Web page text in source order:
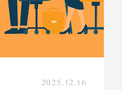
2025.12.16